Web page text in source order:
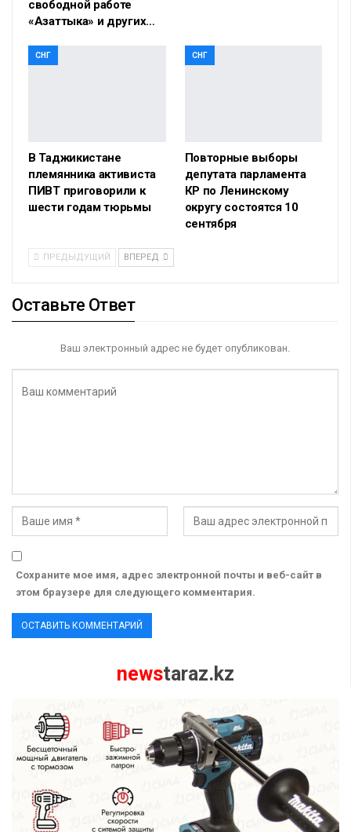
свободной работе
«Азаттыка» и других…
СНГ
В Таджикистане
племянника активиста
ПИВТ приговорили к
шести годам тюрьмы
СНГ
Повторные выборы
депутата парламента
КР по Ленинскому
округу состоятся 10
сентября
ПРЕДЫДУЩИЙ ВПЕРЕД
Оставьте Ответ
Ваш электронный адрес не будет опубликован.
Сохраните мое имя, адрес электронной почты и веб-сайт в
этом браузере для следующего комментария.
newstaraz.kz